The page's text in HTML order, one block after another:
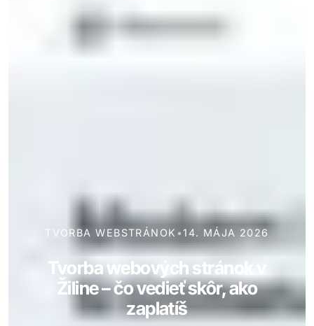
TVORBA WEBSTRÁNOK •14. MÁJA 2026
Tvorba webových stránok v
Žiline – čo vedieť skôr, ako
zaplatíš